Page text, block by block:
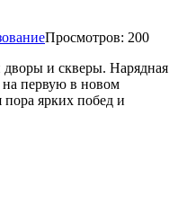
Просмотров: 200
дворы и скверы. Нарядная
на первую в новом
пора ярких побед и